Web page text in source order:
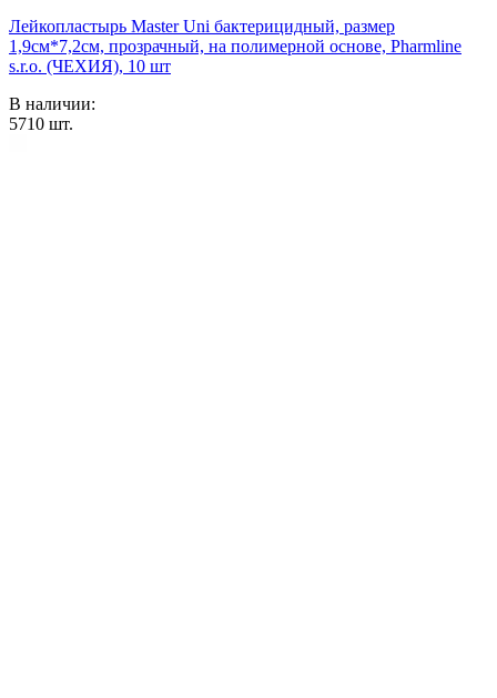
Лейкопластырь Master Uni бактерицидный, размер
1,9см*7,2см, прозрачный, на полимерной основе, Pharmline
s.r.o. (ЧЕХИЯ), 10 шт
В наличии:
5710 шт.